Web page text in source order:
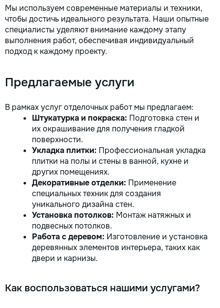
dumneavoastră!
Мы используем современные материалы и техники,
чтобы достичь идеального результата. Наши опытные
специалисты уделяют внимание каждому этапу
выполнения работ, обеспечивая индивидуальный
подход к каждому проекту.
Предлагаемые услуги
В рамках услуг отделочных работ мы предлагаем:
Штукатурка и покраска: Подготовка стен и
их окрашивание для получения гладкой
поверхности.
Укладка плитки: Профессиональная укладка
плитки на полы и стены в ванной, кухне и
других помещениях.
Декоративные отделки: Применение
специальных техник для создания
уникального дизайна стен.
Установка потолков: Монтаж натяжных и
подвесных потолков.
Работа с деревом: Изготовление и установка
деревянных элементов интерьера, таких как
двери и карнизы.
Как воспользоваться нашими услугами?